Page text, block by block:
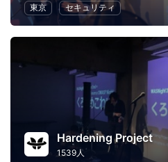
東京
セキュリティ
Hardening Project
1539人